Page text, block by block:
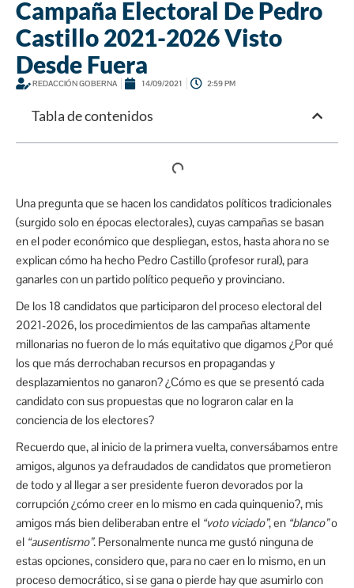
Campaña Electoral De Pedro
Castillo 2021-2026 Visto
Desde Fuera
REDACCIÓN GOBERNA 14/09/2021 2:59 PM
Tabla de contenidos
Una pregunta que se hacen los candidatos políticos tradicionales
(surgido solo en épocas electorales), cuyas campañas se basan
en el poder económico que despliegan, estos, hasta ahora no se
explican cómo ha hecho Pedro Castillo (profesor rural), para
ganarles con un partido político pequeño y provinciano.
De los 18 candidatos que participaron del proceso electoral del
2021-2026, los procedimientos de las campañas altamente
millonarias no fueron de lo más equitativo que digamos ¿Por qué
los que más derrochaban recursos en propagandas y
desplazamientos no ganaron? ¿Cómo es que se presentó cada
candidato con sus propuestas que no lograron calar en la
conciencia de los electores?
Recuerdo que, al inicio de la primera vuelta, conversábamos entre
amigos, algunos ya defraudados de candidatos que prometieron
de todo y al llegar a ser presidente fueron devorados por la
corrupción ¿cómo creer en lo mismo en cada quinquenio?, mis
amigos más bien deliberaban entre el “voto viciado”, en “blanco”o
el “ausentismo”. Personalmente nunca me gustó ninguna de
estas opciones, considero que, para no caer en lo mismo, en un
proceso democrático, si se gana o pierde hay que asumirlo con